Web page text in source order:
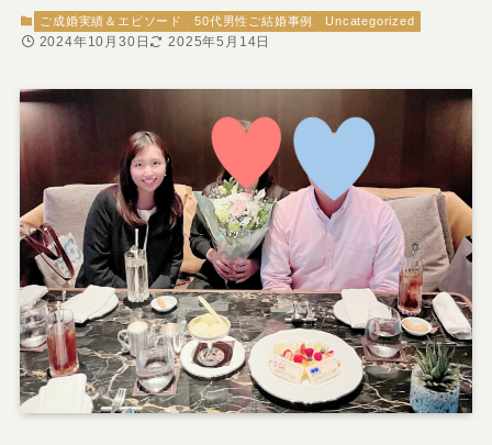
ご成婚実績＆エピソード 50代男性ご結婚事例 Uncategorized
2024年10月30日 2025年5月14日